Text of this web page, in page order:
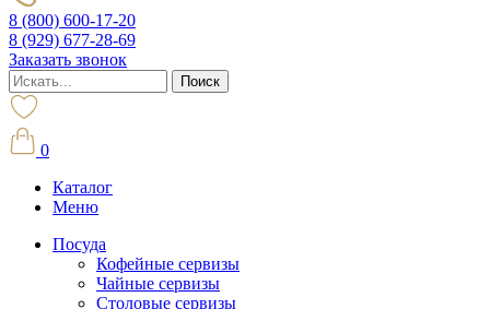
8 (800) 600-17-20
8 (929) 677-28-69
Заказать звонок
0
Каталог
Меню
Посуда
Кофейные сервизы
Чайные сервизы
Столовые сервизы